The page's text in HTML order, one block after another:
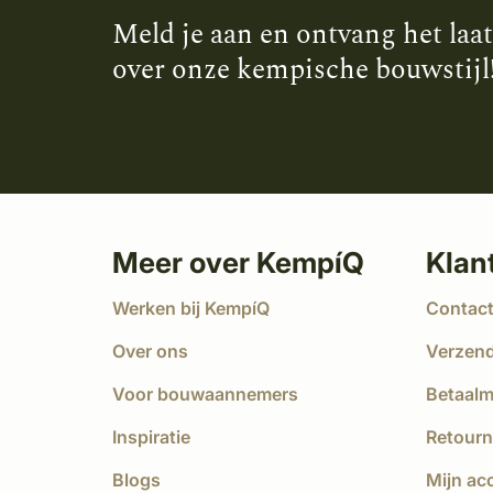
Meld je aan en ontvang het
over onze kempische
Meer over KempíQ
Werken bij KempíQ
Over ons
Voor bouwaannemers
Inspiratie
Blogs
Contact
Mijn